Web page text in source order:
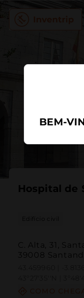
Hospital de
Edifício civil
C. Alta, 31,
39008
BEM-